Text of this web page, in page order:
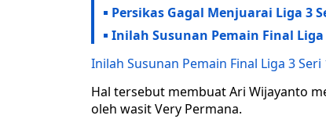
Persikas Gagal Menjuarai Liga 3
Inilah Susunan Pemain Final Liga
Inilah Susunan Pemain Final Liga 3
Hal tersebut membuat Ari Wijayanto
oleh wasit Very Permana.